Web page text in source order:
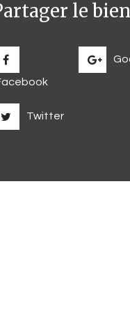
le bien
Twitter